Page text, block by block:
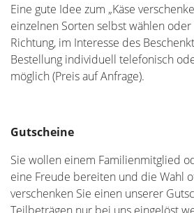
Eine gute Idee zum „Käse
einzelnen Sorten selbst wählen
Richtung, im Interesse des
Bestellung individuell telefonisch
möglich (Preis auf Anfrage).
Gutscheine
Sie wollen einem Familienmitglied
eine Freude bereiten und die Wahl
verschenken Sie einen unserer